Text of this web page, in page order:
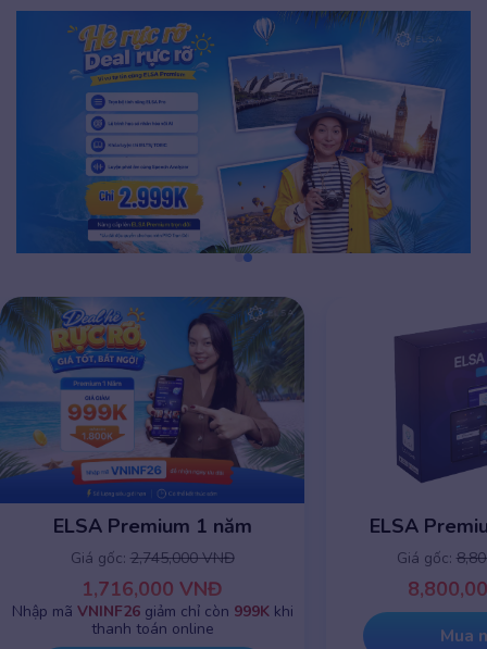
ELSA Premium 1 năm
Giá gốc: 2,745,000 VNĐ
1,716,000 VNĐ
Nhập mã VNINF26giảm chỉ còn 999Kkhi
thanh toán online
ELSA
Giá gốc:
Mua